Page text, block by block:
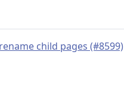
child pages (#8599)